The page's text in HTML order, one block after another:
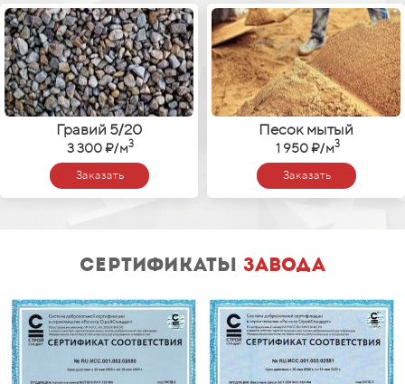
Гравий 5/20
3 300 ₽/м3
Заказать
Песок мытый
1 950 ₽/м3
Заказать
сертификаты завода